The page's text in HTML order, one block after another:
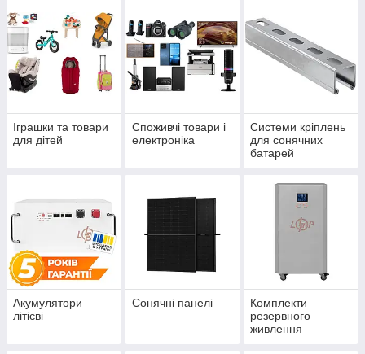
Іграшки та товари
для дітей
Споживчі товари і
електроніка
Системи кріплень
для сонячних
батарей
Акумулятори
літієві
Сонячні панелі
Комплекти
резервного
живлення